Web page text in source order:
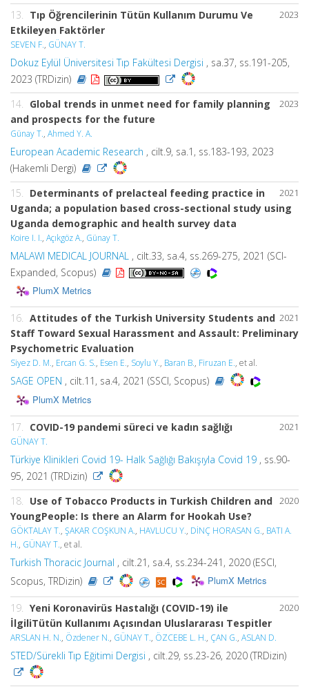
2023
13. Tıp Öğrencilerinin Tütün Kullanım Durumu Ve
Etkileyen Faktörler
SEVEN F., GÜNAY T.
Dokuz Eylül Üniversitesi Tıp Fakültesi Dergisi , sa.37, ss.191-205,
2023 (TRDizin)
2023
14.
Global trends in unmet need for family planning
and prospects for the future
Günay T., Ahmed Y. A.
European Academic Research , cilt.9, sa.1, ss.183-193, 2023
(Hakemli Dergi)
2021
15.
Determinants of prelacteal feeding practice in
Uganda; a population based cross-sectional study using
Uganda demographic and health survey data
Koire I. I., Açıkgöz A., Günay T.
MALAWI MEDICAL JOURNAL , cilt.33, sa.4, ss.269-275, 2021 (SCI-
Expanded, Scopus)
PlumX Metrics
2021
16.
Attitudes of the Turkish University Students and
Staff Toward Sexual Harassment and Assault: Preliminary
Psychometric Evaluation
Siyez D. M., Ercan G. S., Esen E., Soylu Y., Baran B., Firuzan E., et al.
SAGE OPEN , cilt.11, sa.4, 2021 (SSCI, Scopus)
PlumX Metrics
2021
17. COVID-19 pandemi süreci ve kadın sağlığı
GÜNAY T.
Türkiye Klinikleri Covid 19- Halk Sağlığı Bakışıyla Covid 19 , ss.90-
95, 2021 (TRDizin)
2020
18. Use of Tobacco Products in Turkish Children and
YoungPeople: Is there an Alarm for Hookah Use?
GÖKTALAY T., ŞAKAR COŞKUN A., HAVLUCU Y., DİNÇ HORASAN G., BATI A.
H., GÜNAY T., et al.
Turkish Thoracic Journal , cilt.21, sa.4, ss.234-241, 2020 (ESCI,
Scopus, TRDizin)
PlumX Metrics
2020
19. Yeni Koronavirüs Hastalığı (COVID-19) ile
İlgiliTütün Kullanımı Açısından Uluslararası Tespitler
ARSLAN H. N., Özdener N., GÜNAY T., ÖZCEBE L. H., ÇAN G., ASLAN D.
STED/Sürekli Tıp Eğitimi Dergisi , cilt.29, ss.23-26, 2020 (TRDizin)